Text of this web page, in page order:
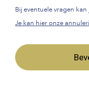
Bij eventuele vragen
Je kan hier onze